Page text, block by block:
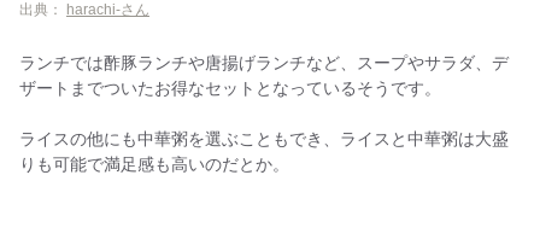
出典： harachi-さん
ランチでは酢豚ランチや唐揚げランチなど、スープやサラダ、デ
ザートまでついたお得なセットとなっているそうです。
ライスの他にも中華粥を選ぶこともでき、ライスと中華粥は大盛
りも可能で満足感も高いのだとか。